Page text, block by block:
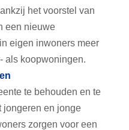
het voorstel van
een nieuwe
eigen inwoners meer
als koopwoningen.
te behouden en te
jongeren en jonge
zorgen voor een